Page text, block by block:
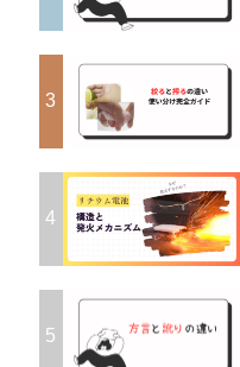
3
4
5